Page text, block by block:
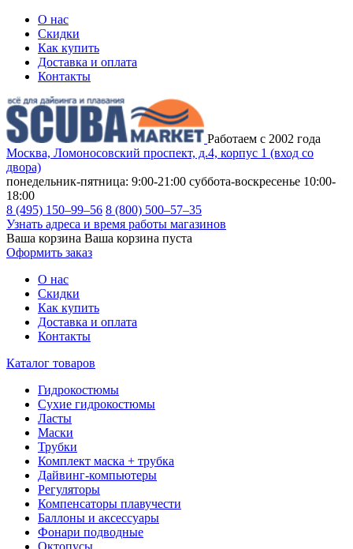
О нас
Скидки
Как купить
Доставка и оплата
Контакты
Работаем с 2002 года
Москва, Ломоносовский проспект, д.4, корпус 1 (вход со
двора)
понедельник-пятница: 9:00-21:00 суббота-воскресенье 10:00-
18:00
8 (495) 150–99–56 8 (800) 500–57–35
Узнать адреса и время работы магазинов
Ваша корзина Ваша корзина пуста
Оформить заказ
О нас
Скидки
Как купить
Доставка и оплата
Контакты
Каталог товаров
Гидрокостюмы
Сухие гидрокостюмы
Ласты
Маски
Трубки
Комплект маска + трубка
Дайвинг-компьютеры
Регуляторы
Компенсаторы плавучести
Баллоны и аксессуары
Фонари подводные
Октопусы